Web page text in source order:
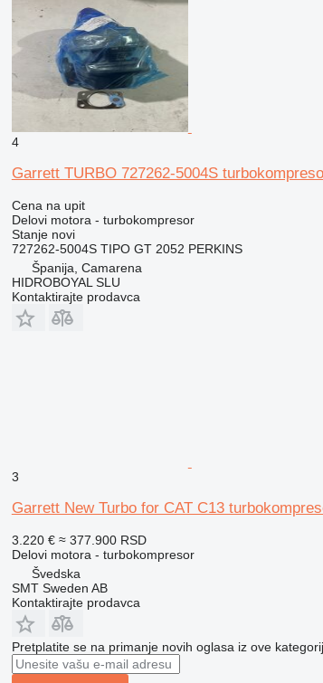
4
Garrett TURBO 727262-5004S
Cena na upit
Delovi motora - turbokompresor
Stanjenovi
727262-5004S TIPO GT 2052 PERKINS
Španija, Camarena
HIDROBOYAL SLU
Kontaktirajte prodavca
3
Garrett New Turbo for CAT C13
3.220 € ≈ 377.900 RSD
Delovi motora - turbokompresor
Švedska
SMT Sweden AB
Kontaktirajte prodavca
Pretplatite se na primanje novih oglasa iz ove